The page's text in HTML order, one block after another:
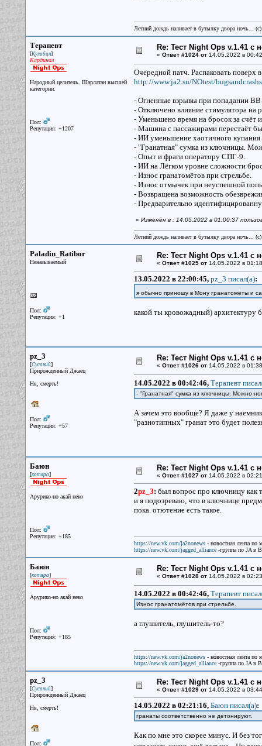
Летний дождь наливает в бутылку двора ночь...
Терапевт
[Кулибин]
Кардинал
Народный целитель. Шарлатан высшей
категории.
Пол:
Репутация: +1207
Re: Тест Night Ops v.1.41 с
« Ответ #1024 от14.05.2022 в
Очередной патч. Распаковать поверх
http://www.ja2.su/NOtest/
- Огненные взрывы при попадании ВВ
- Отключено влияние стимулятора на
- Уменьшено время на бросок за счёт
- Машина с пассажирами перестаёт
- ИИ уменьшение хаотичного купания
- "Гранатная" сумка из ключницы.
- Опыт и фраги оператору СПГ-9.
- ИИ на Лёгком уровне сложности
- Износ гранатомётов при стрельбе.
- Износ отмычек при неуспешной
- Возвращена возможность
- Предварительно
« Изменён в : 14.05.2022 в 01:00:37
Летний дождь наливает в бутылку двора ночь...
Paladin_Ratibor
Неназываемый
Пол:
Репутация: +1
Re: Тест Night Ops v.1.41 с
« Ответ #1025 от14.05.2022 в
13.05.2022 в 22:00:45, pz_3 писал(a):
я обычно приношу в Мону гранатомёты и
какой ты кровожадный) архитектуру
pz_3
[Сусаний]
Прирожденный Джаец
Ня, смерть!
Пол:
Репутация: +57
Re: Тест Night Ops v.1.41 с
« Ответ #1026 от14.05.2022 в
14.05.2022 в 00:42:46, Терапевт
- "Гранатная" сумка из ключницы. Можно
А зачем это вообще? Я даже у
"разнотипных" гранат это будет
Баюн
[котяра]
Арурико-но акай неко
Пол:
Репутация: +185
Re: Тест Night Ops v.1.41 с
« Ответ #1027 от14.05.2022 в
2pz_3: был вопрос про ключницу как
и я подозреваю, что в ключнице
пока. отютение есть такое.
https://new.vk.com/ja2nonews- новостная лента по
https://new.vk.com/jagged_alliance-группа по JA в
Баюн
[котяра]
Арурико-но акай неко
Пол:
Репутация: +185
Re: Тест Night Ops v.1.41 с
« Ответ #1028 от14.05.2022 в
14.05.2022 в 00:42:46, Терапевт
Износ гранатомётов при стрельбе.
а глушитель, глушитель-то?
https://new.vk.com/ja2nonews- новостная лента по
https://new.vk.com/jagged_alliance-группа по JA в
pz_3
[Сусаний]
Прирожденный Джаец
Ня, смерть!
Пол:
Re: Тест Night Ops v.1.41 с
« Ответ #1029 от14.05.2022 в
14.05.2022 в 02:21:16, Баюн писал(a):
гранаты соответственно не детонируют.
Как по мне это скорее минус. И без